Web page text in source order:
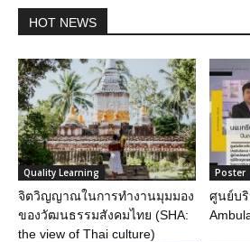
HOT NEWS
Quality Learning
จิตวิญญาณในการทำงานมุมมอง
ของวัฒนธรรมสังคมไทย (SHA:
the view of Thai culture)
Poster
ศูนย์บ